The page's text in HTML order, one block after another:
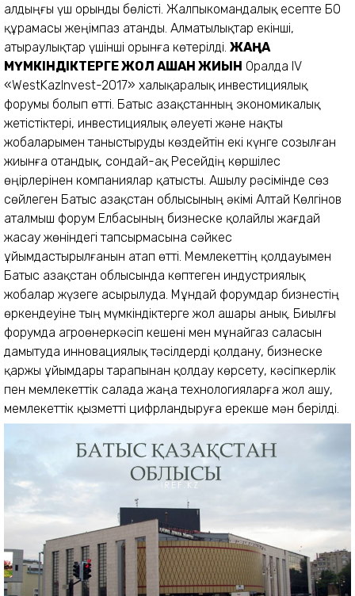
алдыңғы үш орынды бөлісті. Жалпыкомандалық есепте БҚО
құрамасы жеңімпаз атанды. Алматылықтар екінші,
атыраулықтар үшінші орынға көтерілді. ЖАҢА
МҮМКІНДІКТЕРГЕ ЖОЛ АШҚАН ЖИЫН Оралда IV
«WestKazInvest-2017» халық­ара­лық инвестициялық
форумы болып өтті. Батыс Қазақстанның экономикалық
жетістіктері, инвестициялық әлеуеті және нақты
жобаларымен таныстыруды көздейтін екі күнге созылған
жиынға отандық, сондай-ақ Ресейдің көршілес
өңірлерінен компаниялар қатысты. Ашылу рәсімінде сөз
сөйлеген Батыс Қазақстан облысының әкімі Алтай Көлгінов
аталмыш форум Елбасының бизнеске қолайлы жағдай
жасау жөніндегі тапсырмасына сәйкес
ұйымдастырылғанын атап өтті. Мемлекеттің қолдауымен
Батыс Қазақстан облысында көптеген индустриялық
жобалар жүзеге асырылуда. Мұндай форумдар бизнестің
өркендеуіне тың мүмкіндіктерге жол ашары анық. Биылғы
форумда агроөнеркәсіп кешені мен мұнайгаз саласын
дамытуда инновациялық тәсілдерді қолдану, бизнеске
қаржы ұйымдары тарапынан қолдау көрсету, кәсіпкерлік
пен мемлекеттік салада жаңа технологияларға жол ашу,
мемлекеттік қызметті цифрландыруға ерекше мән берілді.